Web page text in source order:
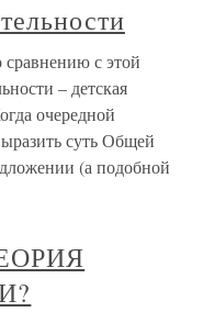
с этой
– детская
очередной
суть Общей
(а подобной